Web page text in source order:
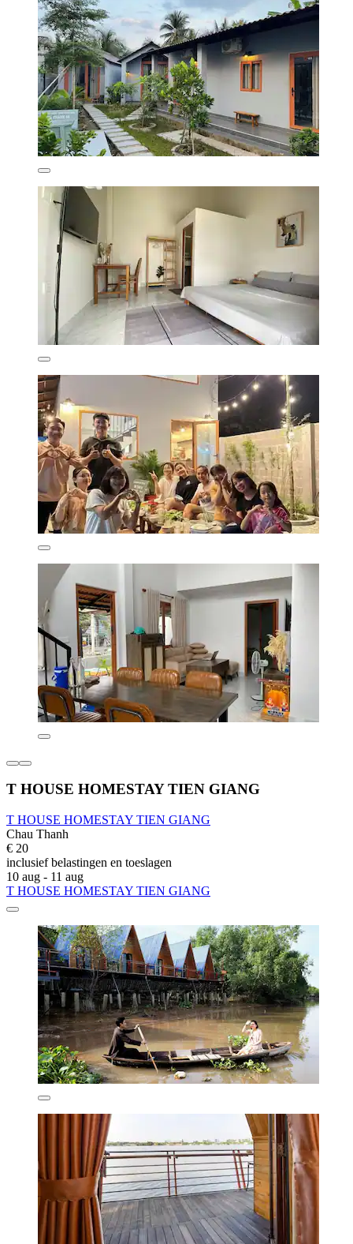
T HOUSE HOMESTAY TIEN GIANG
T HOUSE HOMESTAY TIEN GIANG
Chau Thanh
€ 20
inclusief belastingen en toeslagen
10 aug - 11 aug
T HOUSE HOMESTAY TIEN GIANG